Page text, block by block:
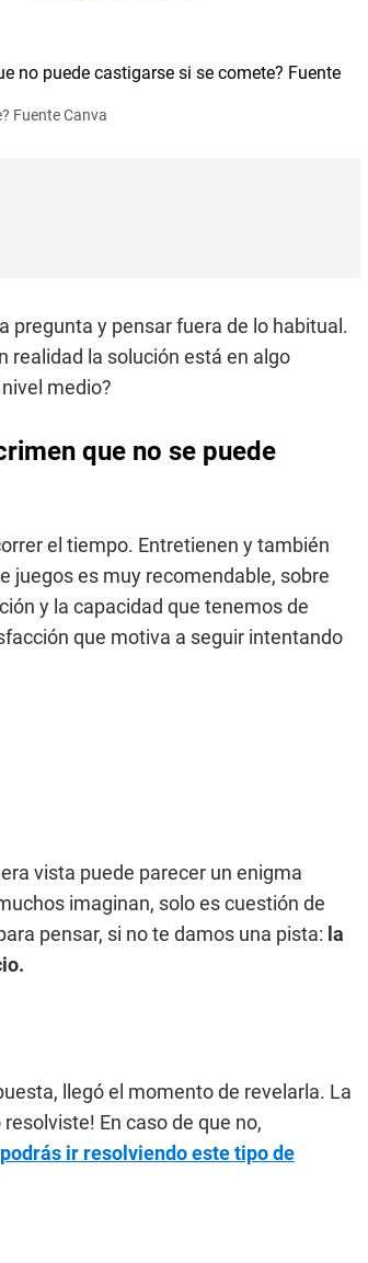
Fuente Canva
pregunta y pensar fuera de lo habitual.
realidad la solución está en algo
medio?
que no se puede
el tiempo. Entretienen y también
juegos es muy recomendable, sobre
y la capacidad que tenemos de
que motiva a seguir intentando
vista puede parecer un enigma
imaginan, solo es cuestión de
pensar, si no te damos una pista: la
llegó el momento de revelarla. La
En caso de que no,
podrás ir resolviendo este tipo de